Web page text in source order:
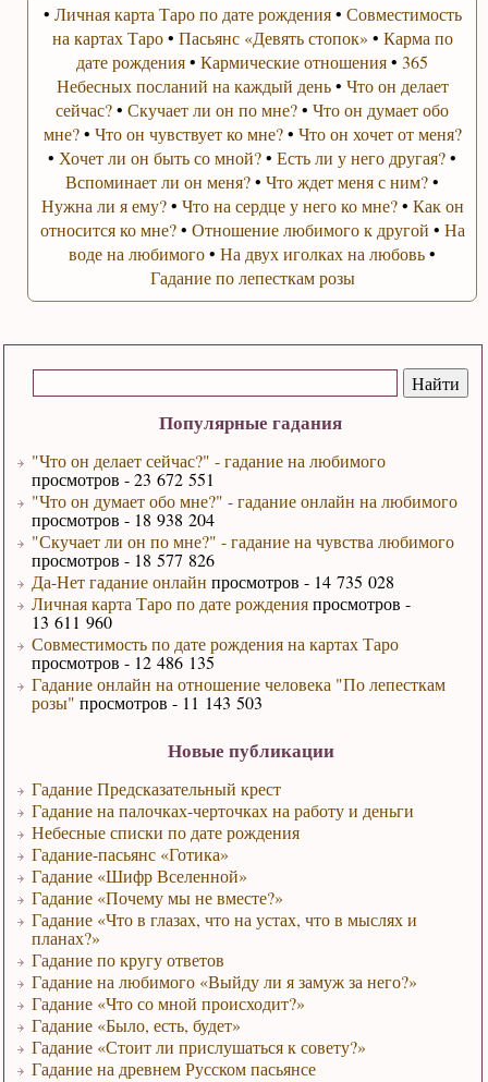
Популярные гадания
"Что он делает сейчас?" - гадание на любимого
просмотров - 23 672 551
"Что он думает обо мне?" - гадание онлайн на любимого
просмотров - 18 938 204
"Скучает ли он по мне?" - гадание на чувства любимого
просмотров - 18 577 826
Да-Нет гадание онлайн просмотров - 14 735 028
Личная карта Таро по дате рожденияпросмотров -
13 611 960
Совместимость по дате рождения на картах Таро
просмотров - 12 486 135
Гадание онлайн на отношение человека "По лепесткам
розы" просмотров - 11 143 503
Новые публикации
Гадание Предсказательный крест
Гадание на палочках-черточках на работу и деньги
Небесные списки по дате рождения
Гадание-пасьянс «Готика»
Гадание «Шифр Вселенной»
Гадание «Почему мы не вместе?»
Гадание «Что в глазах, что на устах, что в мыслях и
планах?»
Гадание по кругу ответов
Гадание на любимого «Выйду ли я замуж за него?»
Гадание «Что со мной происходит?»
Гадание «Было, есть, будет»
Гадание «Стоит ли прислушаться к совету?»
Гадание на древнем Русском пасьянсе
• Личная карта Таро по дате рождения• Совместимость
на картах Таро• Пасьянс «Девять стопок» • Карма по
дате рождения•Кармические отношения•365
Небесных посланий на каждый день• Что он делает
сейчас?•Скучает ли он по мне?•Что он думает обо
мне?• Что он чувствует ко мне?• Что он хочет от меня?
• Хочет ли он быть со мной?•Есть ли у него другая?•
Вспоминает ли он меня?•Что ждет меня с ним?•
Нужна ли я ему?• Что на сердце у него ко мне?• Как он
относится ко мне?• Отношение любимого к другой • На
воде на любимого•На двух иголках на любовь•
Гадание по лепесткам розы